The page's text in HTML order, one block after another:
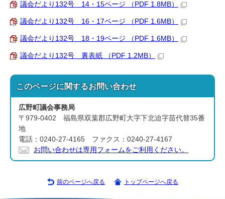
議会だより132号 14・15ページ （PDF 1.8MB）
議会だより132号 16・17ページ （PDF 1.6MB）
議会だより132号 18・19ページ （PDF 1.6MB）
議会だより132号 裏表紙 （PDF 1.2MB）
このページに関するお問い合わせ
広野町議会事務局
〒979-0402 福島県双葉郡広野町大字下北迫字苗代替35番
地
電話：0240-27-4165 ファクス：0240-27-4167
お問い合わせは専用フォームをご利用ください。
前のページへ戻る トップページへ戻る